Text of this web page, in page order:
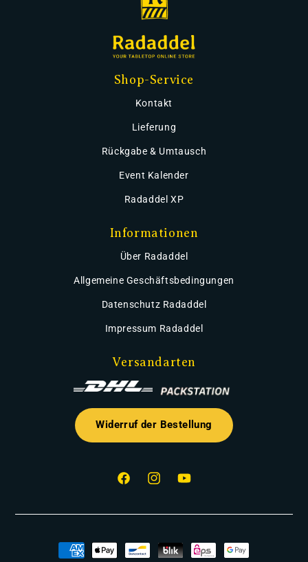
Shop-Service
Kontakt
Lieferung
Rückgabe & Umtausch
Event Kalender
Radaddel XP
Informationen
Über Radaddel
Allgemeine Geschäftsbedingungen
Datenschutz Radaddel
Impressum Radaddel
Versandarten
Widerruf der Bestellung
FacebookInstagramYouTube
Zahlungsmethoden